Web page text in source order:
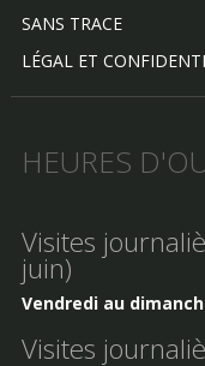
SANS TRACE
LÉGAL ET
HEURES
Visites
juin)
Vendredi au
Visites